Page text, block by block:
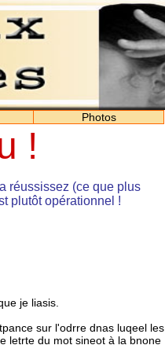
Photos
!
réussissez (ce que plus
plutôt opérationnel !
je liasis.
sur l'odrre dnas luqeel les
letrte du mot sineot à la bnone